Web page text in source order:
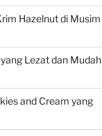
Hazelnut di Musim
Lezat dan Mudah
and Cream yang